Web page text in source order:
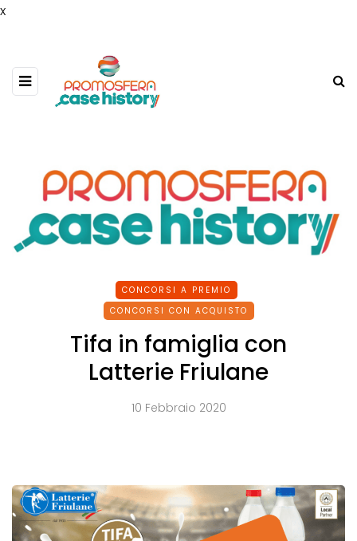
x
CONCORSI A PREMIO
CONCORSI CON ACQUISTO
Tifa in famiglia con
Latterie Friulane
10 Febbraio 2020